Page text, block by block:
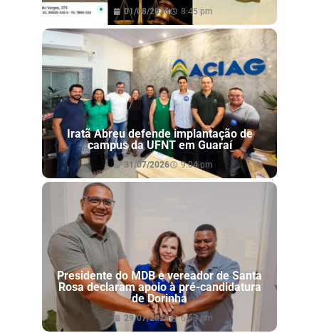
01/08/2026 8:45 pm
Iratã Abreu defende implantação de
campus da UFNT em Guaraí
31/07/2026 9:04 pm
Presidente do MDB e vereador de Santa
Rosa declaram apoio à pré-candidatura
de Dorinha
29/07/2026 6:53 pm